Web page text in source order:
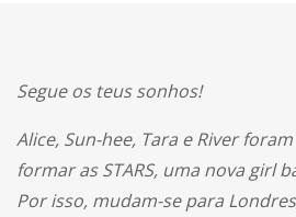
Segue os teus sonhos!
Alice, Sun-hee, Tara e River
formar as STARS, uma nova girl
Por isso, mudam-se para